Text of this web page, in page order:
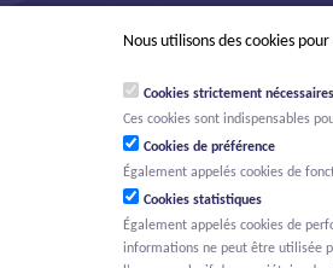
Nous utilisons des cookies
Cookies strictement nécessaires
Ces cookies sont indispensables
Cookies de préférence
Également appelés cookies de
Cookies statistiques
Également appelés cookies de
informations ne peut être utilisée